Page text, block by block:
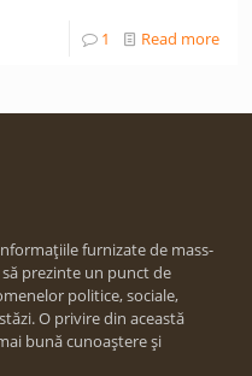
1 Read more
furnizate de mass-
prezinte un punct de
politice, sociale,
O privire din această
bună cunoaștere și